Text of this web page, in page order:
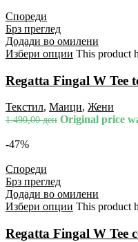
Спореди
Брз преглед
Додади во омилени
Избери опции This product
Regatta Fingal W Tee
Текстил, Маици, Жени
1.490,00ден Original price
-47%
Спореди
Брз преглед
Додади во омилени
Избери опции This product
Regatta Fingal W Tee